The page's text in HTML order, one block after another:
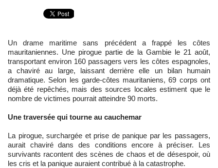
Un drame maritime sans précédent a frappé les côtes
mauritaniennes. Une pirogue partie de la Gambie le 21 août,
transportant environ 160 passagers vers les côtes espagnoles,
a chaviré au large, laissant derrière elle un bilan humain
dramatique. Selon les garde-côtes mauritaniens, 69 corps ont
déjà été repêchés, mais des sources locales estiment que le
nombre de victimes pourrait atteindre 90 morts.
Une traversée qui tourne au cauchemar
La pirogue, surchargée et prise de panique par les passagers,
aurait chaviré dans des conditions encore à préciser. Les
survivants racontent des scènes de chaos et de désespoir, où
les cris et la panique auraient contribué à la catastrophe.